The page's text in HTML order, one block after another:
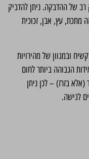
רב של ההדבקה. ניתן להדביק
מתכת, עץ, אבן, זכוכית
ובמגוון של מהירויות
הגבוהה ביותר לחום
בזרז) – לכן ניתן
לגישה.